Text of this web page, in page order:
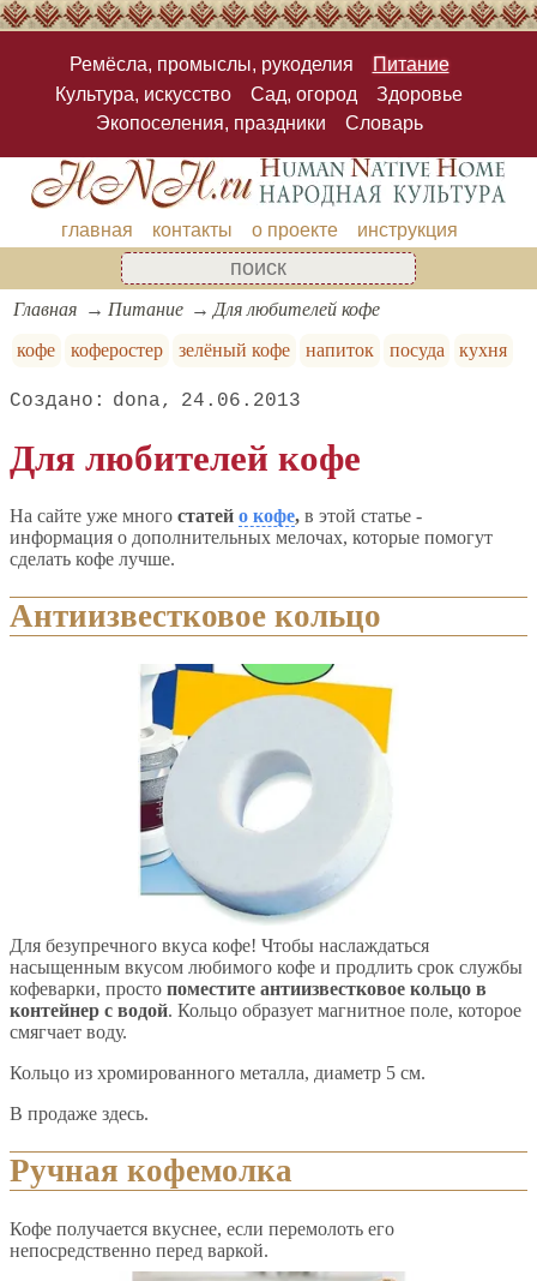
Ремёсла, промыслы, рукоделия
Питание
Культура, искусство
Сад, огород
Здоровье
Экопоселения, праздники
Словарь
главная контакты о проекте инструкция
Главная Питание
Для любителей кофе
кофе
коферостер зелёный кофе напиток посуда кухня
dona 24.06.2013
Для любителей кофе
На сайте уже много статей о кофе, в этой статье -
информация о дополнительных мелочах, которые помогут
сделать кофе лучше.
Антиизвестковое кольцо
Для безупречного вкуса кофе! Чтобы наслаждаться
насыщенным вкусом любимого кофе и продлить срок службы
кофеварки, просто поместите антиизвестковое кольцо в
контейнер с водой. Кольцо образует магнитное поле, которое
смягчает воду.
Кольцо из хромированного металла, диаметр 5 см.
В продаже здесь.
Ручная кофемолка
Кофе получается вкуснее, если перемолоть его
непосредственно перед варкой.